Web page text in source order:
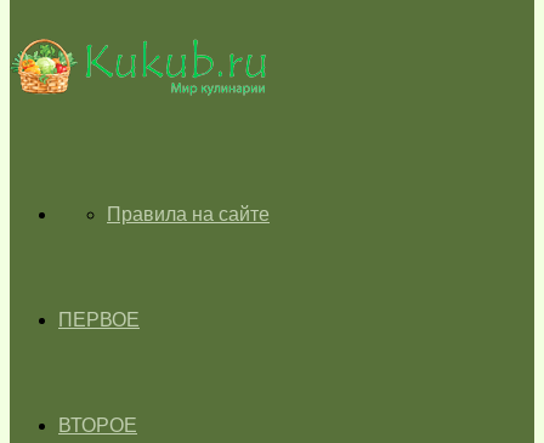
skin
ГЛАВНАЯПравила на сайте
ПЕРВОЕ
ВТОРОЕ